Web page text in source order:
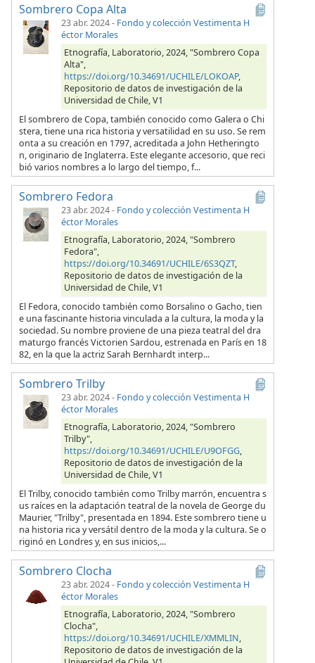
Sombrero Copa Alta
23 abr. 2024- Fondo y colección Vestimenta H
éctor Morales
Etnografía, Laboratorio, 2024, "Sombrero Copa
Alta",
https://doi.org/10.34691/UCHILE/LOKOAP,
Repositorio de datos de investigación de la
Universidad de Chile, V1
El sombrero de Copa, también conocido como Galera o Chi
stera, tiene una rica historia y versatilidad en su uso. Se rem
onta a su creación en 1797, acreditada a John Hetheringto
n, originario de Inglaterra. Este elegante accesorio, que reci
bió varios nombres a lo largo del tiempo, f...
Sombrero Fedora
23 abr. 2024- Fondo y colección Vestimenta H
éctor Morales
Etnografía, Laboratorio, 2024, "Sombrero
Fedora",
https://doi.org/10.34691/UCHILE/6S3QZT,
Repositorio de datos de investigación de la
Universidad de Chile, V1
El Fedora, conocido también como Borsalino o Gacho, tien
e una fascinante historia vinculada a la cultura, la moda y la
sociedad. Su nombre proviene de una pieza teatral del dra
maturgo francés Victorien Sardou, estrenada en París en 18
82, en la que la actriz Sarah Bernhardt interp...
Sombrero Trilby
23 abr. 2024- Fondo y colección Vestimenta H
éctor Morales
Etnografía, Laboratorio, 2024, "Sombrero
Trilby",
https://doi.org/10.34691/UCHILE/U9OFGG,
Repositorio de datos de investigación de la
Universidad de Chile, V1
El Trilby, conocido también como Trilby marrón, encuentra s
us raíces en la adaptación teatral de la novela de George du
Maurier, "Trilby", presentada en 1894. Este sombrero tiene u
na historia rica y versátil dentro de la moda y la cultura. Se o
riginó en Londres y, en sus inicios,...
Sombrero Clocha
23 abr. 2024- Fondo y colección Vestimenta H
éctor Morales
Etnografía, Laboratorio, 2024, "Sombrero
Clocha",
https://doi.org/10.34691/UCHILE/XMMLIN,
Repositorio de datos de investigación de la